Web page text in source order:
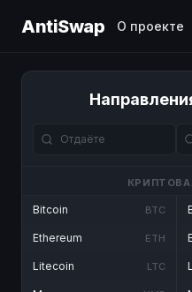
AntiSwap О проекте
Bitcoin BTC
Ethereum ETH
Litecoin LTC